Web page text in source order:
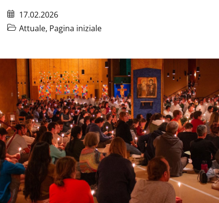
17.02.2026
Attuale, Pagina iniziale